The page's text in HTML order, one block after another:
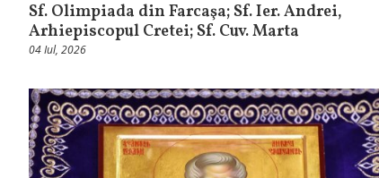
Sf. Olimpiada din Farcaşa; Sf. Ier. Andrei,
Arhiepiscopul Cretei; Sf. Cuv. Marta
04 Iul, 2026